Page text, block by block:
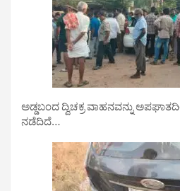
ಅಡ್ಡಬಂದ ದ್ವಿಚಕ್ರ ವಾಹನವನ್ನು
ನಡೆದಿದೆ…